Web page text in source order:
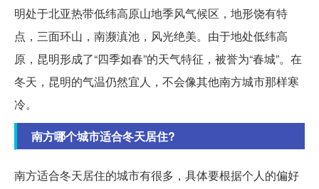
明处于北亚热带低纬高原山地季风气候区，地形饶有特
点，三面环山，南濒滇池，风光绝美。由于地处低纬高
原，昆明形成了“四季如春”的天气特征，被誉为“春城”。在
冬天，昆明的气温仍然宜人，不会像其他南方城市那样寒
冷。
南方哪个城市适合冬天居住?
南方适合冬天居住的城市有很多，具体要根据个人的偏好